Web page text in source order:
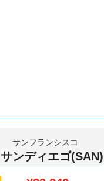
サンフランシスコ
サンディエゴ(SAN)